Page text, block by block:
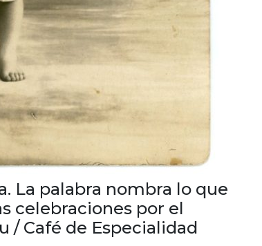
La palabra nombra lo que
celebraciones por el
/ Café de Especialidad